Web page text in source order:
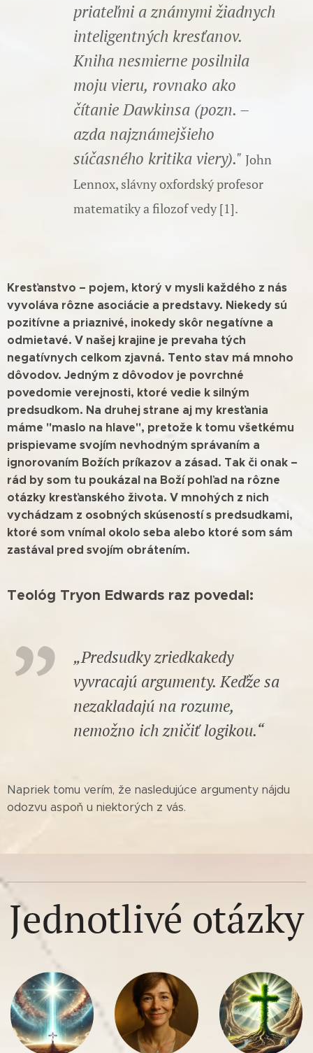
priateľmi a známymi žiadnych
inteligentných kresťanov.
Kniha nesmierne posilnila
moju vieru, rovnako ako
čítanie Dawkinsa (pozn. –
azda najznámejšieho
súčasného kritika viery)." John
Lennox, slávny oxfordský profesor
matematiky a filozof vedy [1].
Kresťanstvo – pojem, ktorý v mysli každého z nás
vyvoláva rôzne asociácie a predstavy. Niekedy sú
pozitívne a priaznivé, inokedy skôr negatívne a
odmietavé. V našej krajine je prevaha tých
negatívnych celkom zjavná. Tento stav má mnoho
dôvodov. Jedným z dôvodov je povrchné
povedomie verejnosti, ktoré vedie k silným
predsudkom. Na druhej strane aj my kresťania
máme "maslo na hlave", pretože k tomu všetkému
prispievame svojím nevhodným správaním a
ignorovaním Božích príkazov a zásad. Tak či onak –
rád by som tu poukázal na Boží pohľad na rôzne
otázky kresťanského života. V mnohých z nich
vychádzam z osobných skúseností s predsudkami,
ktoré som vnímal okolo seba alebo ktoré som sám
zastával pred svojím obrátením.
Teológ Tryon Edwards raz povedal:
„Predsudky zriedkakedy
vyvracajú argumenty. Keďže sa
nezakladajú na rozume,
nemožno ich zničiť logikou.“
Napriek tomu verím, že nasledujúce argumenty nájdu
odozvu aspoň u niektorých z vás.
Jednotlivé otázky